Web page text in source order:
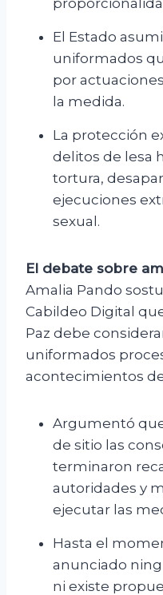
El Estado
uniformados
por
la medida.
La protección
delitos de lesa
tortura,
ejecuciones
sexual.
El debate sobre
Amalia Pando
Cabildeo Digital
Paz debe
uniformados
acontecimientos de
Argumentó
de sitio las
terminaron
autoridades y
ejecutar las
Hasta el
anunciado
ni existe